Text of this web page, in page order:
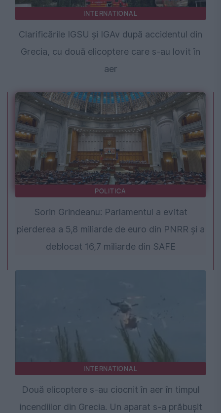
INTERNATIONAL
Clarificările IGSU și IGAv după accidentul din
Grecia, cu două elicoptere care s-au lovit în
aer
POLITICA
Sorin Grindeanu: Parlamentul a evitat
pierderea a 5,8 miliarde de euro din PNRR și a
deblocat 16,7 miliarde din SAFE
INTERNATIONAL
Două elicoptere s-au ciocnit în aer în timpul
incendiilor din Grecia. Un aparat s-a prăbușit